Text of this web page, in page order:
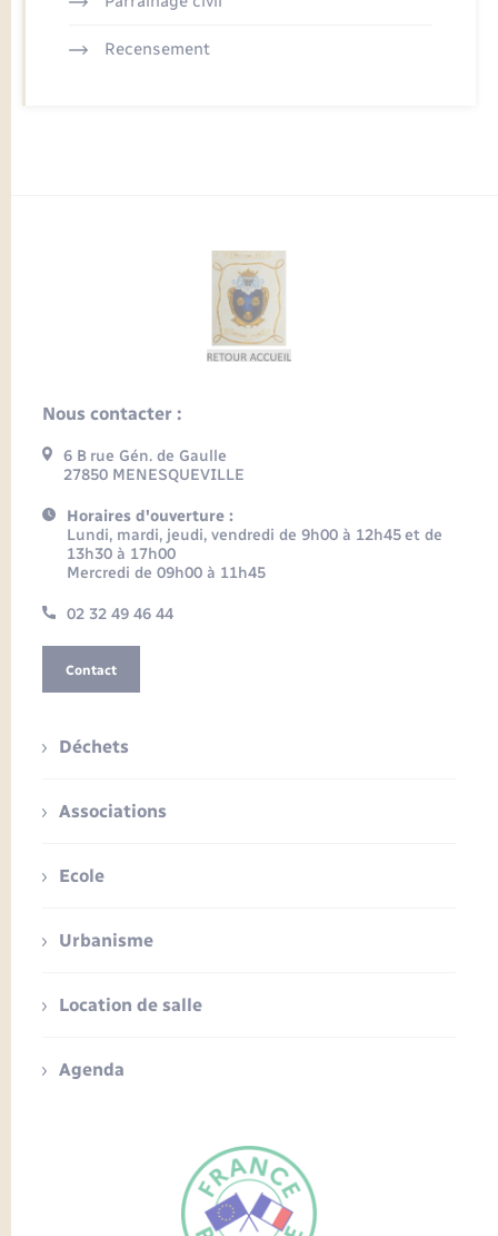
Recensement
Nous contacter :
6 B rue Gén. de Gaulle
27850 MENESQUEVILLE
Horaires d'ouverture :
Lundi, mardi, jeudi, vendredi de 9h00 à 12h45 et de
13h30 à 17h00
Mercredi de 09h00 à 11h45
02 32 49 46 44
Contact
Déchets
Associations
Ecole
Urbanisme
Location de salle
Agenda